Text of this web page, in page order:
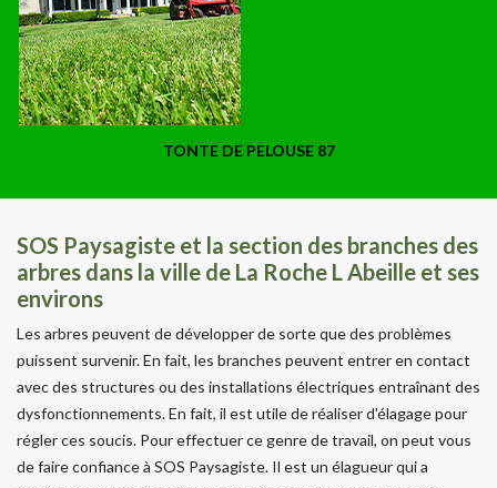
TONTE DE PELOUSE 87
SOS Paysagiste et la section des branches des
arbres dans la ville de La Roche L Abeille et ses
environs
Les arbres peuvent de développer de sorte que des problèmes
puissent survenir. En fait, les branches peuvent entrer en contact
avec des structures ou des installations électriques entraînant des
dysfonctionnements. En fait, il est utile de réaliser d'élagage pour
régler ces soucis. Pour effectuer ce genre de travail, on peut vous
de faire confiance à SOS Paysagiste. Il est un élagueur qui a